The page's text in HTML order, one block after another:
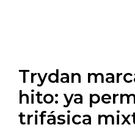
Trydan
hito: ya
trifásica